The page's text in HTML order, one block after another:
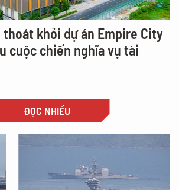
khỏi dự án Empire City
cuộc chiến nghĩa vụ tài
ĐỌC NHIỀU